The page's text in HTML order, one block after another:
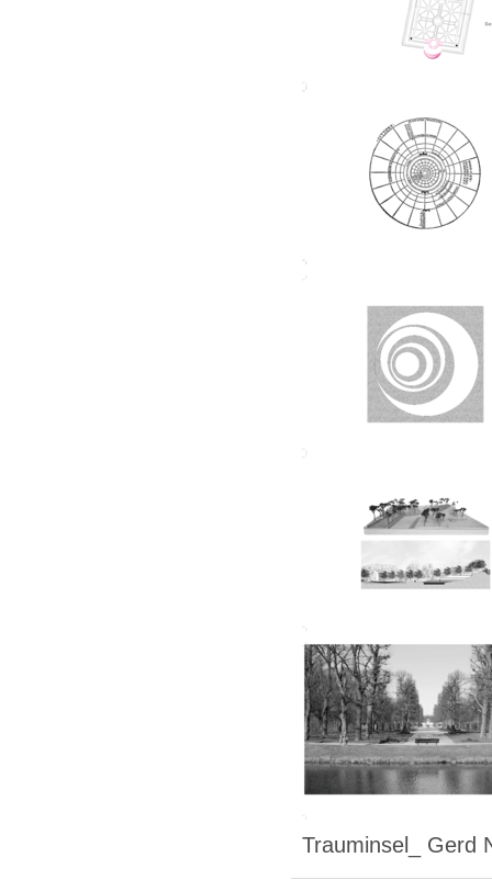
Trauminsel_ Gerd